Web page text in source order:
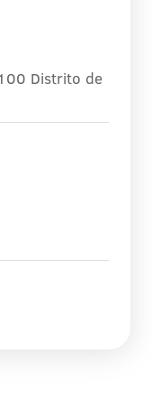
Distrito de